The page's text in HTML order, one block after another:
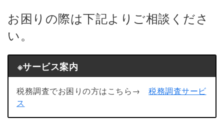
お困りの際は下記よりご相談くださ
い。
※サービス案内
税務調査でお困りの方はこちら→ 税務調査サービ
ス